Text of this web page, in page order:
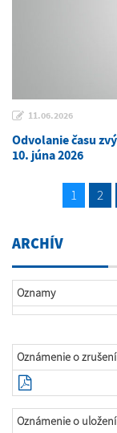
11.06.2026
Odvolanie času
10. júna 2026
1 2
ARCHÍV
Oznamy
Oznámenie o
Oznámenie o